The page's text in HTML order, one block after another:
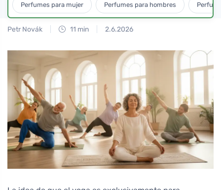
Perfumes para mujer Perfumes para hombres
Petr Novák 11 min 2.6.2026